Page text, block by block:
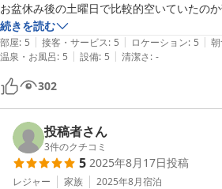
お盆休み後の土曜日で比較的空いていたの
ドいただきました。お部屋の清掃や寝具の準
は近江牛付き会席をえらんだのですが、先付
小技の工夫が凝らされ、とても満足でした。
お風呂も露天があり、解放的で素敵な環境で
立地が奥琵琶湖の山間なので、とても静か
向きでした。
今秋にリニューアル予定と伺っていますが
しています。
ありがとうございました。
続きを読む
部屋: 5 | 接客・サービス: 5 | ロケーション: 5 |
温泉・お風呂: 5 | 設備: 5 | 清潔さ: -
302
投稿者さん
3件のクチコミ
5 2025年8月17日投稿
レジャー 家族 2025年8月宿泊